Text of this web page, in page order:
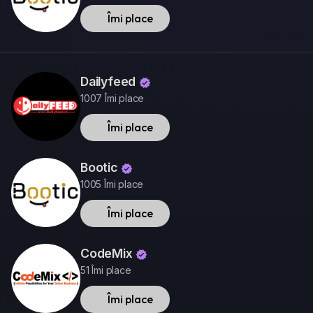
Îmi place
Dailyfeed
1007 Îmi place
Îmi place
Bootic
1005 Îmi place
Îmi place
CodeMix
51 Îmi place
Îmi place